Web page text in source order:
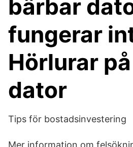
bärbar
fungerar
Hörlurar
dator
Tips för bostadsinvestering
Mer information om